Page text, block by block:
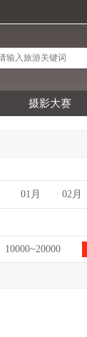
摄影大赛
01月 02月
10000~20000